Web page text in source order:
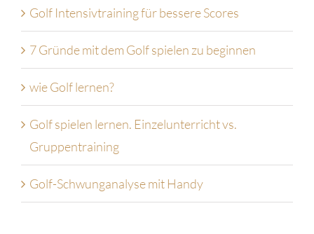
Golf Intensivtraining für bessere Scores
7 Gründe mit dem Golf spielen zu beginnen
wie Golf lernen?
Golf spielen lernen. Einzelunterricht vs.
Gruppentraining
Golf-Schwunganalyse mit Handy